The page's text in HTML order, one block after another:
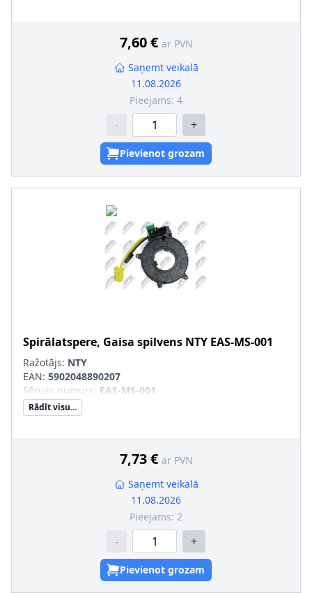
7,60 € ar PVN
Saņemt veikalā
11.08.2026
Pieejams: 4
- +
Pievienot grozam
Spirālatspere, Gaisa spilvens NTY EAS-MS-001
Ražotājs: NTY
EAN: 5902048890207
Sērijas numurs: EAS-MS-001
Rādīt visu...
7,73 € ar PVN
Saņemt veikalā
11.08.2026
Pieejams: 2
- +
Pievienot grozam